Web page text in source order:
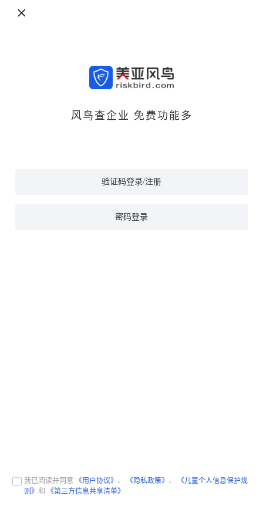
风鸟查企业 免费功能多
验证码登录/注册
密码登录
我已阅读并同意 《用户协议》 、 《隐私政策》 、
《儿童个人信息保护规
则》和 《第三方信息共享清单》